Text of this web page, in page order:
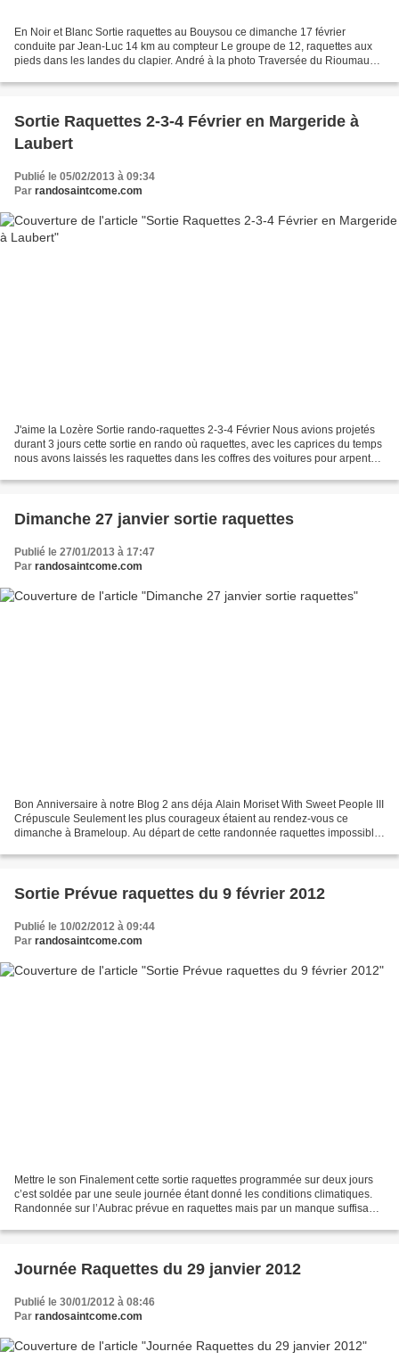
En Noir et Blanc Sortie raquettes au Bouysou ce dimanche 17 février
conduite par Jean-Luc 14 km au compteur Le groupe de 12, raquettes aux
pieds dans les landes du clapier. André à la photo Traversée du Rioumau
Sortie Raquettes 2-3-4 Février en Margeride à
Laubert
Publié le 05/02/2013 à 09:34
Par randosaintcome.com
J'aime la Lozère Sortie rando-raquettes 2-3-4 Février Nous avions projetés
durant 3 jours cette sortie en rando où raquettes, avec les caprices du temps
nous avons laissés les raquettes dans les coffres des voitures pour arpenter
Dimanche 27 janvier sortie raquettes
Publié le 27/01/2013 à 17:47
Par randosaintcome.com
Bon Anniversaire à notre Blog 2 ans déja Alain Moriset With Sweet People III
Crépuscule Seulement les plus courageux étaient au rendez-vous ce
dimanche à Brameloup. Au départ de cette randonnée raquettes impossible
Sortie Prévue raquettes du 9 février 2012
Publié le 10/02/2012 à 09:44
Par randosaintcome.com
Mettre le son Finalement cette sortie raquettes programmée sur deux jours
c’est soldée par une seule journée étant donné les conditions climatiques.
Randonnée sur l’Aubrac prévue en raquettes mais par un manque suffisante
Journée Raquettes du 29 janvier 2012
Publié le 30/01/2012 à 08:46
Par randosaintcome.com